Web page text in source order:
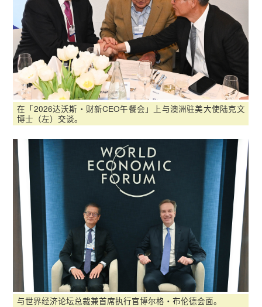
在「2026达沃斯‧财新CEO午餐会」上与澳洲驻美大使陆克文
博士（左）交谈。
与世界经济论坛总裁兼首席执行官博尔格‧布伦德会面。